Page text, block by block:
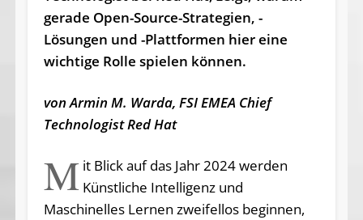
gerade Open-Source-Strategien, -
Lösungen und -Plattformen hier eine
wichtige Rolle spielen können.
von Armin M. Warda, FSI EMEA Chief
Technologist Red Hat
M it Blick auf das Jahr 2024 werden
Künstliche Intelligenz und
Maschinelles Lernen zweifellos beginnen,